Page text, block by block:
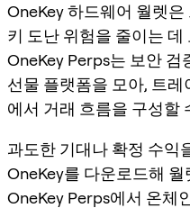
OneKey 하드웨어 월렛
키 도난 위험을 줄이는
OneKey Perps는 보안 검
선물 플랫폼을 모아, 트
에서 거래 흐름을 구성할
과도한 기대나 확정 수익
OneKey를 다운로드해
OneKey Perps에서 온체